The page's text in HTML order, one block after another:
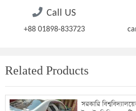
Call US
+88 01898-833723
Related Products
সরকারি